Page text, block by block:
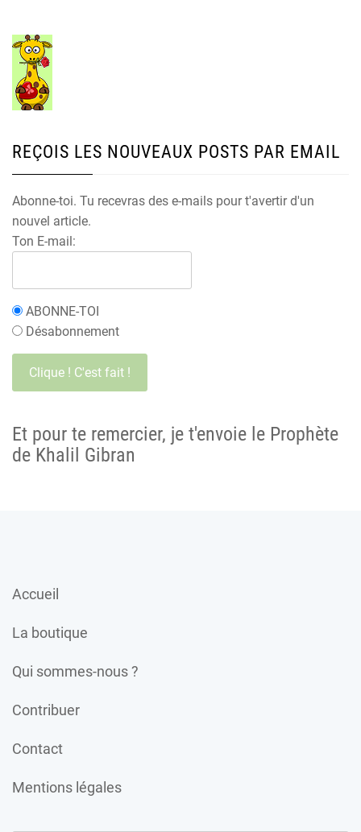
REÇOIS LES NOUVEAUX POSTS PAR EMAIL
Abonne-toi. Tu recevras des e-mails pour t'avertir d'un
nouvel article.
Ton E-mail:
ABONNE-TOI
Désabonnement
Et pour te remercier, je t'envoie le Prophète
de Khalil Gibran
Accueil
La boutique
Qui sommes-nous ?
Contribuer
Contact
Mentions légales